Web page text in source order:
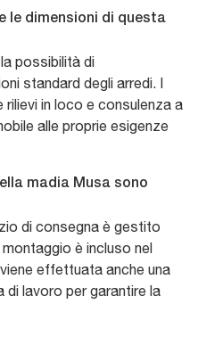
le dimensioni di questa
possibilità di
standard degli arredi. I
in loco e consulenza a
alle proprie esigenze
madia Musa sono
di consegna è gestito
è incluso nel
effettuata anche una
di lavoro per garantire la